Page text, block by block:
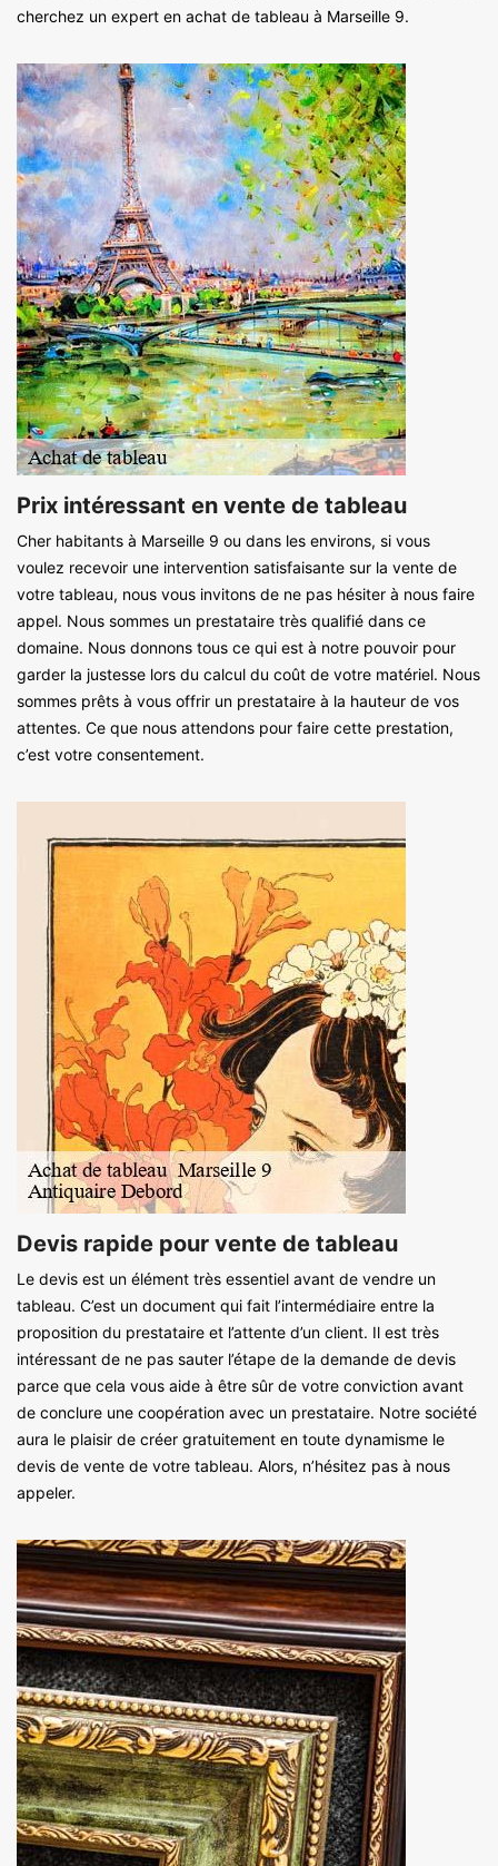
cherchez un expert en achat de tableau à Marseille 9.
Prix intéressant en vente de tableau
Cher habitants à Marseille 9 ou dans les environs, si vous
voulez recevoir une intervention satisfaisante sur la vente de
votre tableau, nous vous invitons de ne pas hésiter à nous faire
appel. Nous sommes un prestataire très qualifié dans ce
domaine. Nous donnons tous ce qui est à notre pouvoir pour
garder la justesse lors du calcul du coût de votre matériel. Nous
sommes prêts à vous offrir un prestataire à la hauteur de vos
attentes. Ce que nous attendons pour faire cette prestation,
c’est votre consentement.
Devis rapide pour vente de tableau
Le devis est un élément très essentiel avant de vendre un
tableau. C’est un document qui fait l’intermédiaire entre la
proposition du prestataire et l’attente d’un client. Il est très
intéressant de ne pas sauter l’étape de la demande de devis
parce que cela vous aide à être sûr de votre conviction avant
de conclure une coopération avec un prestataire. Notre société
aura le plaisir de créer gratuitement en toute dynamisme le
devis de vente de votre tableau. Alors, n’hésitez pas à nous
appeler.